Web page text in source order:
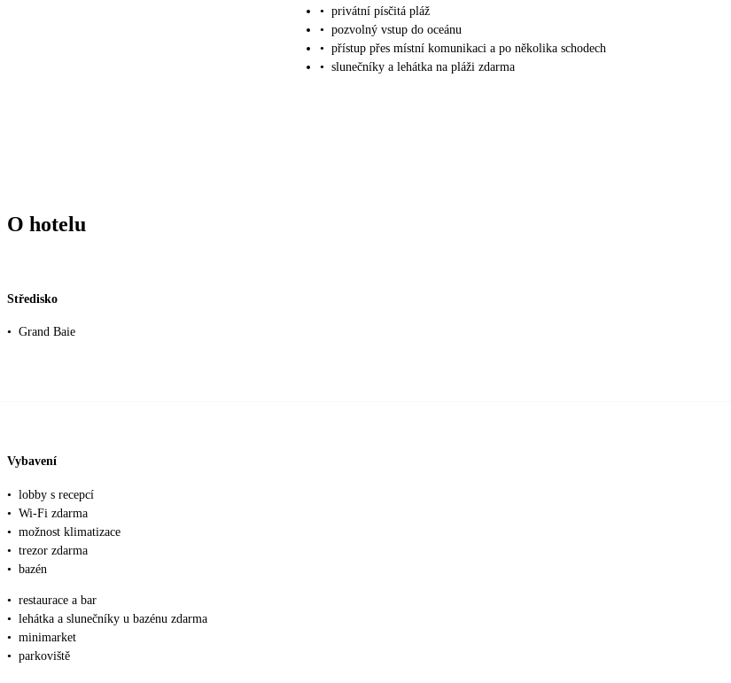
• privátní písčitá pláž
• pozvolný vstup do oceánu
• přístup přes místní komunikaci a po několika schodech
• slunečníky a lehátka na pláži zdarma
O hotelu
Středisko
• Grand Baie
Vybavení
• lobby s recepcí
• Wi-Fi zdarma
• možnost klimatizace
• trezor zdarma
• bazén
• restaurace a bar
• lehátka a slunečníky u bazénu zdarma
• minimarket
• parkoviště